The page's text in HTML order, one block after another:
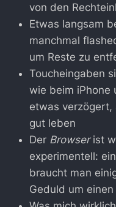
von den
Etwas langsam
manchmal
um Reste zu
Toucheingaben
wie beim iPhone
etwas verzögert,
gut leben
Der Browserist
experimentell:
braucht man
Geduld um